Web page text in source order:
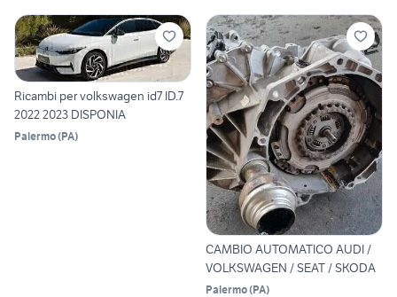
Ricambi per volkswagen id7 ID.7
2022 2023 DISPONIA
Palermo(PA)
CAMBIO AUTOMATICO AUDI /
VOLKSWAGEN / SEAT / SKODA
Palermo(PA)